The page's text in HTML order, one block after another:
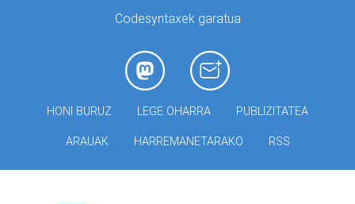
Codesyntaxek garatua
HONI BURUZ LEGE OHARRA PUBLIZITATEA
ARAUAK HARREMANETARAKO RSS